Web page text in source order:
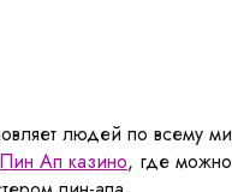
людей по всему
Пин Ап казино, где можно